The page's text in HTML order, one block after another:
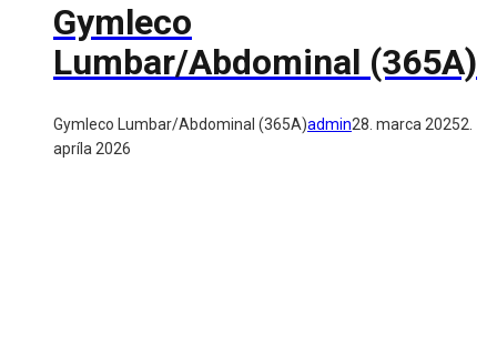
Gymleco
Lumbar/Abdominal (365A)
Gymleco Lumbar/Abdominal (365A)admin28. marca 20252.
apríla 2026